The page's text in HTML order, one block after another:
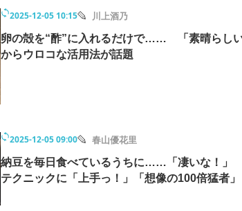
エレクトロニクス専門サイト 電子設計
2025-12-05 10:15 川上酒乃
卵の殻を“酢”に入れるだけで…… 「素晴らしい
からウロコな活用法が話題
2025-12-05 09:00 春山優花里
納豆を毎日食べているうちに……「凄いな！」
テクニックに「上手っ！」「想像の100倍猛者」